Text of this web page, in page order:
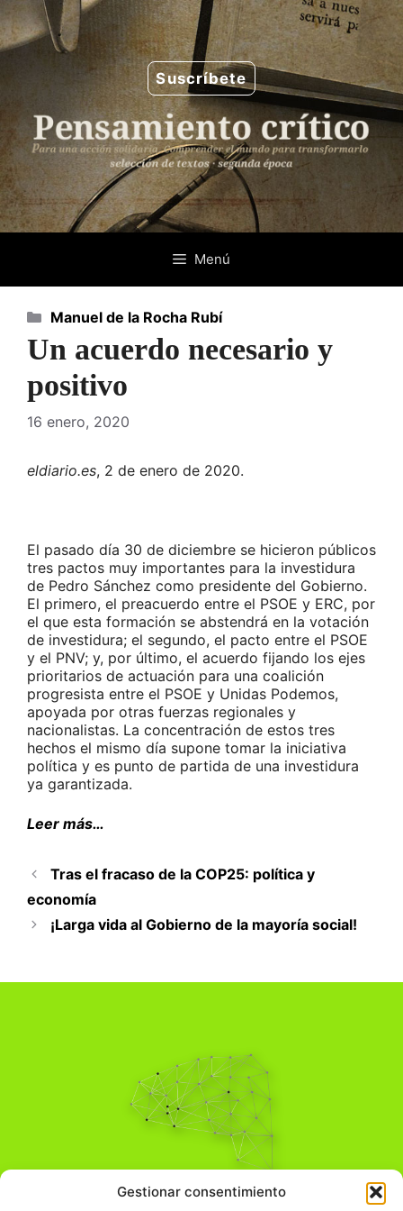
Gestionar consentimiento
Saltar
al
contenido
Suscríbete
Menú
Un acuerdo necesario y
positivo
16 enero, 2020
eldiario.es, 2 de enero de 2020.
El pasado día 30 de diciembre se hicieron públicos
tres pactos muy importantes para la investidura
de Pedro Sánchez como presidente del Gobierno.
El primero, el preacuerdo entre el PSOE y ERC, por
el que esta formación se abstendrá en la votación
de investidura; el segundo, el pacto entre el PSOE
y el PNV; y, por último, el acuerdo fijando los ejes
prioritarios de actuación para una coalición
progresista entre el PSOE y Unidas Podemos,
apoyada por otras fuerzas regionales y
nacionalistas. La concentración de estos tres
hechos el mismo día supone tomar la iniciativa
política y es punto de partida de una investidura
ya garantizada.
Leer más…
Categorías
Manuel de la Rocha Rubí
Tras el fracaso de la COP25: política y
economía
¡Larga vida al Gobierno de la mayoría social!
Pensamiento Crítico